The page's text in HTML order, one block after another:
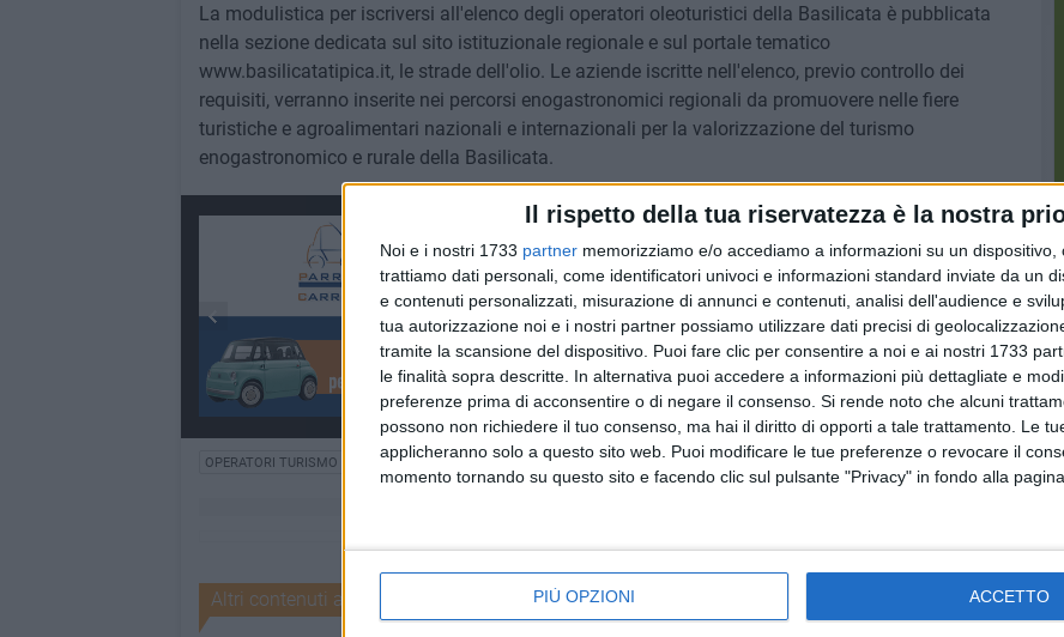
Il rispetto della tua riservatezza è la nostra
Noi e i nostri 1733 partner memorizziamo e/o accediamo a informazioni su un dispositivo,
trattiamo dati personali, come identificatori univoci e informazioni standard inviate da un
e contenuti personalizzati, misurazione di annunci e contenuti, analisi dell'audience e
tua autorizzazione noi e i nostri partner possiamo utilizzare dati precisi di
tramite la scansione del dispositivo. Puoi fare clic per consentire a noi e ai nostri 1733
le finalità sopra descritte. In alternativa puoi accedere a informazioni più dettagliate e
preferenze prima di acconsentire o di negare il consenso. Si rende noto che alcuni
possono non richiedere il tuo consenso, ma hai il diritto di opporti a tale trattamento. Le
applicheranno solo a questo sito web. Puoi modificare le tue preferenze o revocare il
momento tornando su questo sito e facendo clic sul pulsante "Privacy" in fondo alla
PIÙ OPZIONI ACCETTO
La modulistica per iscriversi all'elenco degli operatori oleoturistici della Basilicata è pubblicata
nella sezione dedicata sul sito istituzionale regionale e sul portale tematico
www.basilicatatipica.it, le strade dell'olio. Le aziende iscritte nell'elenco, previo controllo dei
requisiti, verranno inserite nei percorsi enogastronomici regionali da promuovere nelle fiere
turistiche e agroalimentari nazionali e internazionali per la valorizzazione del turismo
enogastronomico e rurale della Basilicata.
OPERATORI TURISMO OLIO D'OLIVA
Altri contenuti a tema